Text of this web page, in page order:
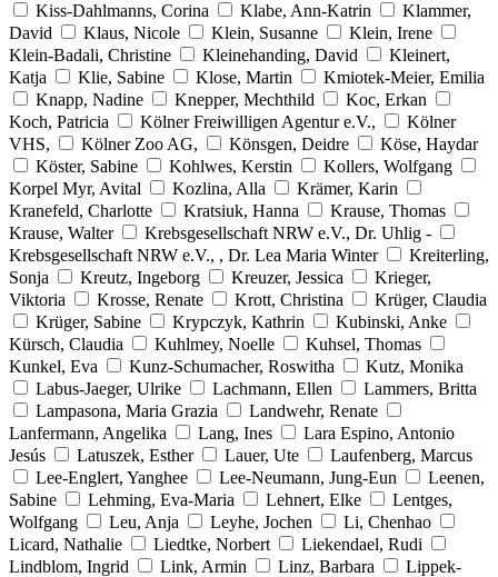
Kiss-Dahlmanns, Corina Klabe, Ann-Katrin
Klammer,
David
Klaus, Nicole Klein, Susanne
Klein, Irene
Klein-Badali, Christine
Kleinehanding, David
Kleinert,
Katja
Klie, Sabine Klose, Martin
Kmiotek-Meier, Emilia
Knapp, Nadine
Knepper, Mechthild
Koc, Erkan
Koch, Patricia
Kölner Freiwilligen Agentur e.V.,
Kölner
VHS,
Kölner Zoo AG, Könsgen, Deidre
Köse, Haydar
Köster, Sabine
Kohlwes, Kerstin
Kollers, Wolfgang
Korpel Myr, Avital
Kozlina, Alla
Krämer, Karin
Kranefeld, Charlotte
Kratsiuk, Hanna
Krause, Thomas
Krause, Walter
Krebsgesellschaft NRW e.V., Dr. Uhlig -
Krebsgesellschaft NRW e.V., , Dr. Lea Maria Winter
Kreiterling,
Sonja
Kreutz, Ingeborg Kreuzer, Jessica
Krieger,
Viktoria
Krosse, Renate Krott, Christina
Krüger, Claudia
Krüger, Sabine
Krypczyk, Kathrin
Kubinski, Anke
Kürsch, Claudia
Kuhlmey, Noelle
Kuhsel, Thomas
Kunkel, Eva
Kunz-Schumacher, Roswitha
Kutz, Monika
Labus-Jaeger, Ulrike
Lachmann, Ellen
Lammers, Britta
Lampasona, Maria Grazia
Landwehr, Renate
Lanfermann, Angelika
Lang, Ines
Lara Espino, Antonio
Jesús
Latuszek, Esther Lauer, Ute
Laufenberg, Marcus
Lee-Englert, Yanghee
Lee-Neumann, Jung-Eun
Leenen,
Sabine
Lehming, Eva-Maria Lehnert, Elke
Lentges,
Wolfgang
Leu, Anja Leyhe, Jochen
Li, Chenhao
Licard, Nathalie
Liedtke, Norbert
Liekendael, Rudi
Lindblom, Ingrid
Link, Armin Linz, Barbara
Lippek-